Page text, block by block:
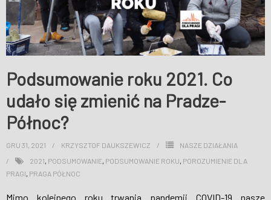
Podsumowanie roku 2021. Co
udało się zmienić na Pradze-
Północ?
GRU 31, 2021 KRZYSZTOF DAUKSZEWICZ
NASZE DZIAŁANIA
2021, PODSUMOWANIE, PODSUMOWANIE ROKU, POROZUMIENIE DLA
PRAGI, PRAGA PÓŁNOC
Mimo kolejnego roku trwania pandemii COVID-19 nasze